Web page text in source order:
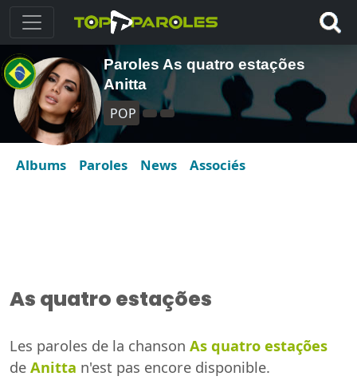
Paroles As quatro estações
Anitta
POP
Albums Paroles News Associés
As quatro estações
Les paroles de la chanson As quatro estações
de Anitta n'est pas encore disponible.